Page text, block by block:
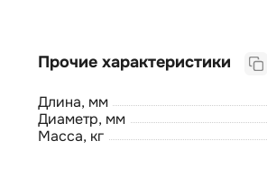
Длина, мм
Диаметр, мм
Масса, кг